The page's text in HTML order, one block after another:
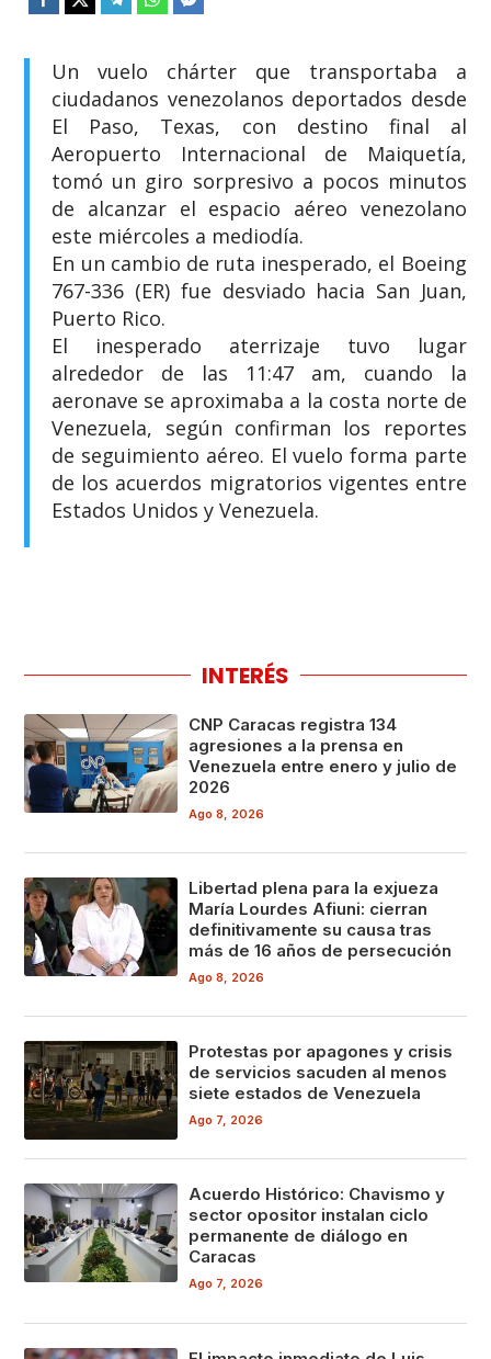
​Un vuelo chárter que transportaba a
ciudadanos venezolanos deportados desde
El Paso, Texas, con destino final al
Aeropuerto Internacional de Maiquetía,
tomó un giro sorpresivo a pocos minutos
de alcanzar el espacio aéreo venezolano
este miércoles a mediodía.
​En un cambio de ruta inesperado, el Boeing
767-336 (ER) fue desviado hacia San Juan,
Puerto Rico.
​El inesperado aterrizaje tuvo lugar
alrededor de las 11:47 am, cuando la
aeronave se aproximaba a la costa norte de
Venezuela, según confirman los reportes
de seguimiento aéreo. El vuelo forma parte
de los acuerdos migratorios vigentes entre
Estados Unidos y Venezuela.
INTERÉS
CNP Caracas registra 134
agresiones a la prensa en
Venezuela entre enero y julio de
2026
Ago 8, 2026
Libertad plena para la exjueza
María Lourdes Afiuni: cierran
definitivamente su causa tras
más de 16 años de persecución
Ago 8, 2026
Protestas por apagones y crisis
de servicios sacuden al menos
siete estados de Venezuela
Ago 7, 2026
Acuerdo Histórico: Chavismo y
sector opositor instalan ciclo
permanente de diálogo en
Caracas
Ago 7, 2026